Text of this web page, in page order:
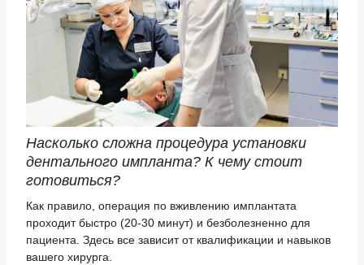
Насколько сложна процедура установки
дентального импланта? К чему стоит
готовиться?
Как правило, операция по вживлению имплантата
проходит быстро (20-30 минут) и безболезненно для
пациента. Здесь все зависит от квалификации и навыков
вашего хирурга.